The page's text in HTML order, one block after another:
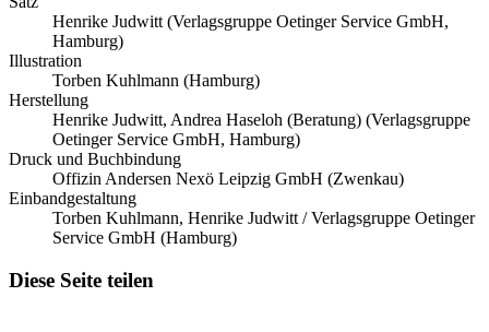
Henrike Judwitt (Verlagsgruppe Oetinger Service GmbH,
Hamburg)
Illustration
Torben Kuhlmann (Hamburg)
Herstellung
Henrike Judwitt, Andrea Haseloh (Beratung) (Verlagsgruppe
Oetinger Service GmbH, Hamburg)
Druck und Buchbindung
Offizin Andersen Nexö Leipzig GmbH (Zwenkau)
Einbandgestaltung
Torben Kuhlmann, Henrike Judwitt / Verlagsgruppe Oetinger
Service GmbH (Hamburg)
Diese Seite teilen